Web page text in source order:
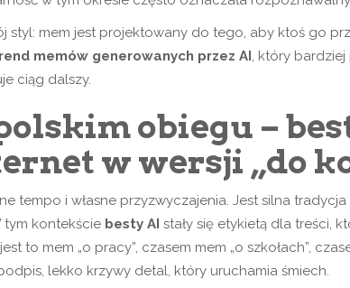
styl: mem jest projektowany do tego, aby ktoś go
memów generowanych przez AI , który
ciąg dalszy.
obiegu –
w wersji „do
tempo i własne przyzwyczajenia. Jest silna
tym kontekście besty AI stały się etykietą dla treści,
to mem „o pracy”, czasem mem „o szkołach”,
lekko krzywy detal, który uruchamia śmiech.